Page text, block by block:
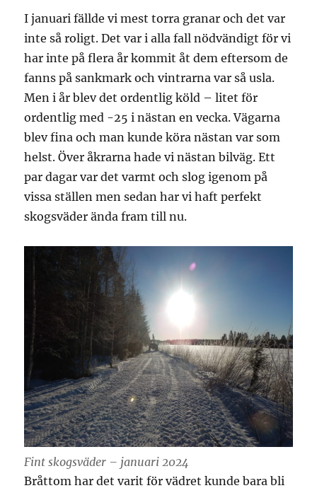
I januari fällde vi mest torra granar och det var
inte så roligt. Det var i alla fall nödvändigt för vi
har inte på flera år kommit åt dem eftersom de
fanns på sankmark och vintrarna var så usla.
Men i år blev det ordentlig köld – litet för
ordentlig med -25 i nästan en vecka. Vägarna
blev fina och man kunde köra nästan var som
helst. Över åkrarna hade vi nästan bilväg. Ett
par dagar var det varmt och slog igenom på
vissa ställen men sedan har vi haft perfekt
skogsväder ända fram till nu.
Fint skogsväder – januari 2024
Bråttom har det varit för vädret kunde bara bli